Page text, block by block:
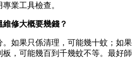
業工具檢查。
修大概要幾錢？
如果只係清理，可能幾十蚊；如果
，可能幾百到千幾蚊不等。最好師